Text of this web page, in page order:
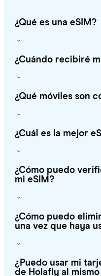
¿Qué es una eSIM?
¿Cuándo recibiré
¿Qué móviles son
¿Cuál es la mejor
¿Cómo puedo
mi eSIM?
¿Cómo puedo
una vez que haya
¿Puedo usar mi
de Holafly al